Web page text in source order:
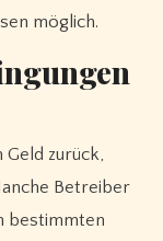
möglich.
zurück,
Betreiber
bestimmten